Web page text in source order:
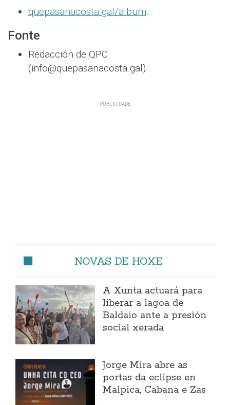
quepasanacosta.gal/album.
Fonte
Redacción de QPC
(info@quepasanacosta.gal).
NOVAS DE HOXE
A Xunta actuará para
liberar a lagoa de
Baldaio ante a presión
social xerada
Jorge Mira abre as
portas da eclipse en
Malpica, Cabana e Zas